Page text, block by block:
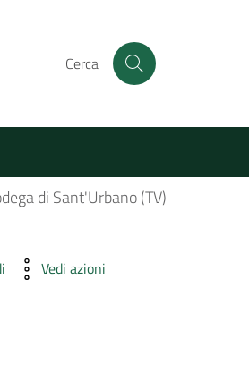
Cerca
di Sant'Urbano (TV)
Vedi azioni